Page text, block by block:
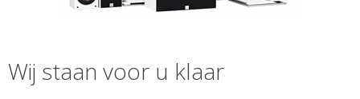
Wij staan voor u klaar